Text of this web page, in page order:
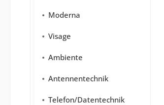
Moderna
Visage
Ambiente
Antennentechnik
Telefon/Datentechnik